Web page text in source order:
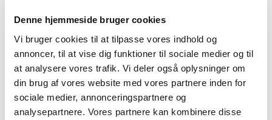
Denne hjemmeside bruger cookies
Vi bruger cookies til at tilpasse vores indhold og
annoncer, til at vise dig funktioner til sociale medier og til
at analysere vores trafik. Vi deler også oplysninger om
din brug af vores website med vores partnere inden for
sociale medier, annonceringspartnere og
analysepartnere. Vores partnere kan kombinere disse
klassens niveau i undervisningen.
Hvis I har særlige ønsker og behov i forhold til fx
forløbets indhold kan dette aftales nærmere.